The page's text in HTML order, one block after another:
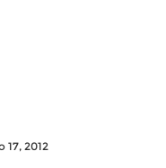
17, 2012